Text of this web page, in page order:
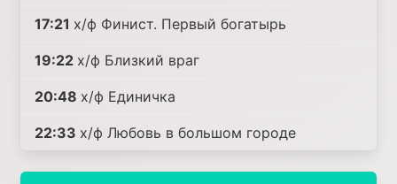
17:21 х/ф Финист. Первый богатырь
19:22 х/ф Близкий враг
20:48 х/ф Единичка
22:33 х/ф Любовь в большом городе